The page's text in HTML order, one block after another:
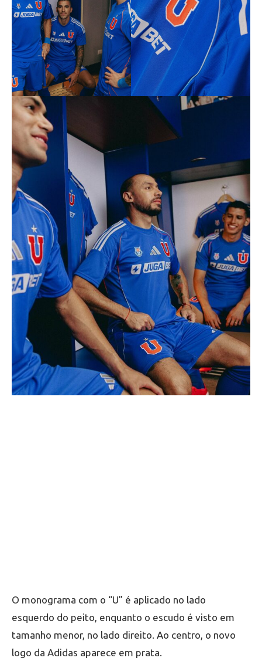
O monograma com o “U” é aplicado no lado
esquerdo do peito, enquanto o escudo é visto em
tamanho menor, no lado direito. Ao centro, o novo
logo da Adidas aparece em prata.